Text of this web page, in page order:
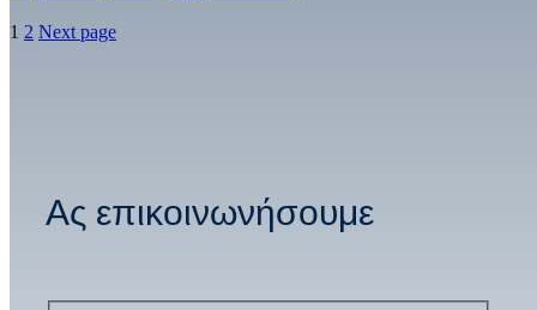
1 2 Next page
Ας επικοινωνήσουμε